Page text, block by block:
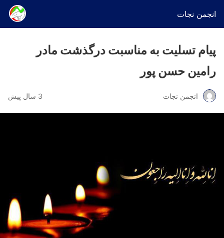
انجمن نجات
پیام تسلیت به مناسبت درگذشت مادر
رامین حسن پور
انجمن نجات 3 سال پیش